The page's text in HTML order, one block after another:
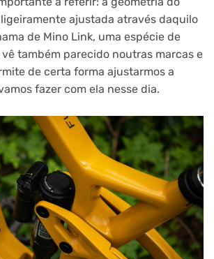
ajustada através daquilo
de Mino Link, uma espécie de
também parecido noutras marcas e
de certa forma ajustarmos a
fazer com ela nesse dia.